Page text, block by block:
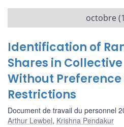
octobre
Identification of
Shares in
Without
Restrictions
Document de travail du personnel
Arthur Lewbel, Krishna Pendakur